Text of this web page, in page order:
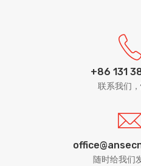
+86 131
联系我们
随时给我们